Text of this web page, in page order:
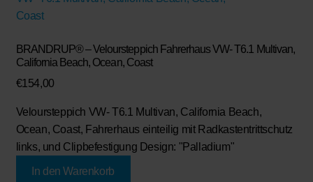
BRANDRUP® – Veloursteppich Fahrerhaus VW- T6.1 Multivan,
California Beach, Ocean, Coast
€154,00
Veloursteppich VW- T6.1 Multivan, California Beach,
Ocean, Coast, Fahrerhaus einteilig mit Radkastentrittschutz
links, und Clipbefestigung Design: "Palladium"
In den Warenkorb